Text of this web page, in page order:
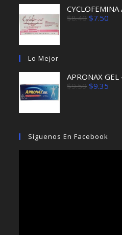
$8.40El
precio
$7.50
Lo Mejor
APRONAX GEL
$9.59El
precio
$9.35
Síguenos En Facebook